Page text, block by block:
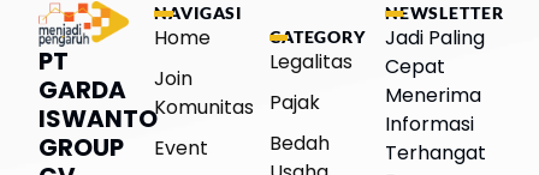
PT
GARDA
ISWANTO
GROUP
NAVIGASI
Home
Join
Komunitas
Event
CATEGORY
Legalitas
Pajak
Bedah
NEWSLETTER
Jadi Paling
Cepat
Menerima
Informasi
Terhangat